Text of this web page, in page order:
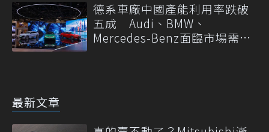
德系車廠中國產能利用率跌破
五成 Audi、BMW、
Mercedes-Benz面臨市場需求
最新文章